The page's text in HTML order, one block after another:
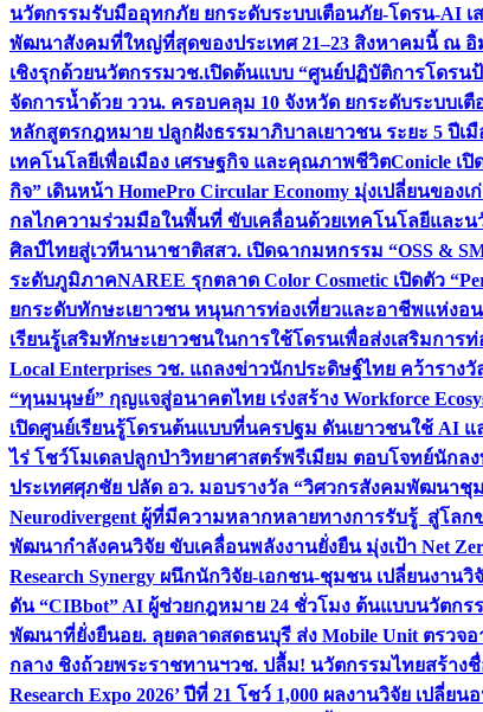
นวัตกรรมรับมืออุทกภัย ยกระดับระบบเตือนภัย-โดรน-AI
พัฒนาสังคมที่ใหญ่ที่สุดของประเทศ 21–23 สิงหาคมนี้ ณ อิ
เชิงรุกด้วยนวัตกรรมวช.เปิดต้นแบบ “ศูนย์ปฏิบัติการโดรน
จัดการน้ำด้วย ววน. ครอบคลุม 10 จังหวัด ยกระดับระบบเ
หลักสูตรกฎหมาย ปลูกฝังธรรมาภิบาลเยาวชน ระยะ 5 ปีเ
เทคโนโลยีเพื่อเมือง เศรษฐกิจ และคุณภาพชีวิตConicle เ
กิจ” เดินหน้า HomePro Circular Economy มุ่งเปลี่ยนขอ
กลไกความร่วมมือในพื้นที่ ขับเคลื่อนด้วยเทคโนโลยีและ
ศิลป์ไทยสู่เวทีนานาชาติสสว. เปิดฉากมหกรรม “OSS &
ระดับภูมิภาคNAREE รุกตลาด Color Cosmetic เปิดตัว
ยกระดับทักษะเยาวชน หนุนการท่องเที่ยวและอาชีพแห่งอ
เรียนรู้เสริมทักษะเยาวชนในการใช้โดรนเพื่อส่งเสริมกา
Local Enterprises วช. แถลงข่าวนักประดิษฐ์ไทย คว้ารางวั
“ทุนมนุษย์” กุญแจสู่อนาคตไทย เร่งสร้าง Workforce
เปิดศูนย์เรียนรู้โดรนต้นแบบที่นครปฐม ดันเยาวชนใช้ AI
ไร่ โชว์โมเดลปลูกป่าวิทยาศาสตร์พรีเมียม ตอบโจทย์นักลง
ประเทศศุภชัย ปลัด อว. มอบรางวัล “วิศวกรสังคมพัฒนาชุ
Neurodivergent ผู้ที่มีความหลากหลายทางการรับรู้ สู่โลก
พัฒนากำลังคนวิจัย ขับเคลื่อนพลังงานยั่งยืน มุ่งเป้า Net
Research Synergy ผนึกนักวิจัย-เอกชน-ชุมชน เปลี่ยนงาน
ดัน “CIBbot” AI ผู้ช่วยกฎหมาย 24 ชั่วโมง ต้นแบบนวัตก
พัฒนาที่ยั่งยืนอย. ลุยตลาดสดธนบุรี ส่ง Mobile Unit ตรว
กลาง ชิงถ้วยพระราชทานฯวช. ปลื้ม! นวัตกรรมไทยสร้างชื่
Research Expo 2026’ ปีที่ 21 โชว์ 1,000 ผลงานวิจัย เปลี่ย